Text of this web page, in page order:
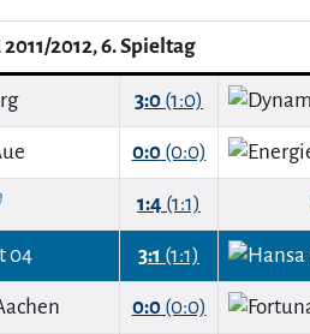
2012, 6. Spieltag
3:0 (1:0)
0:0(0:0)
1:4 (1:1)
3:1 (1:1)
0:0(0:0)